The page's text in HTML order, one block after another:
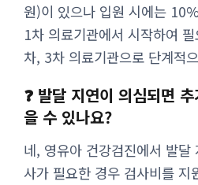
원)이 있으나 입원 시에는
1차 의료기관에서 시작하여
차, 3차 의료기관으로 단계적
❓ 발달 지연이 의심되면
을 수 있나요?
네, 영유아 건강검진에서 발달
사가 필요한 경우 검사비를 지